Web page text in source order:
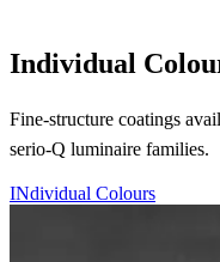
Individual
Fine-structure coatings
serio-Q luminaire families.
INdividual Colours